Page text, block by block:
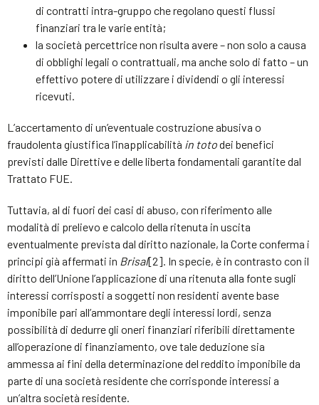
di contratti intra-gruppo che regolano questi flussi
finanziari tra le varie entità;
la società percettrice non risulta avere – non solo a causa
di obblighi legali o contrattuali, ma anche solo di fatto – un
effettivo potere di utilizzare i dividendi o gli interessi
ricevuti.
L’accertamento di un’eventuale costruzione abusiva o
fraudolenta giustifica l’inapplicabilità in totodei benefici
previsti dalle Direttive e delle liberta fondamentali garantite dal
Trattato FUE.
Tuttavia, al di fuori dei casi di abuso, con riferimento alle
modalità di prelievo e calcolo della ritenuta in uscita
eventualmente prevista dal diritto nazionale, la Corte conferma i
principi già affermati in Brisal[2]. In specie, è in contrasto con il
diritto dell’Unione l’applicazione di una ritenuta alla fonte sugli
interessi corrisposti a soggetti non residenti avente base
imponibile pari all’ammontare degli interessi lordi, senza
possibilità di dedurre gli oneri finanziari riferibili direttamente
all’operazione di finanziamento, ove tale deduzione sia
ammessa ai fini della determinazione del reddito imponibile da
parte di una società residente che corrisponde interessi a
un’altra società residente.